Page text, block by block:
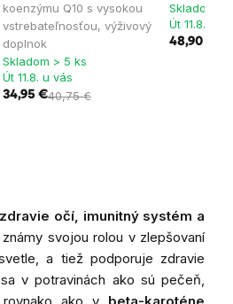
koenzýmu Q10 s vysokou
vstrebateľnosťou, výživový
doplnok
Skladom > 5 ks
Út 11.8. u vás
34,95 €40,75 €
Skladom >
Út 11.8. u
48,90 €
zdravie očí, imunitný systém a
svojou rolou v zlepšovaní
a tiež podporuje zdravie
v potravinách ako sú pečeň,